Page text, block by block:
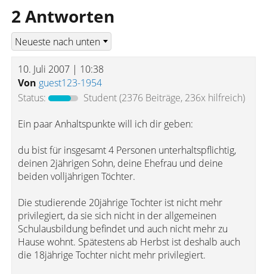
2 Antworten
10. Juli 2007 | 10:38
Von guest123-1954
Status:
Student(2376 Beiträge, 236x hilfreich)
Ein paar Anhaltspunkte will ich dir geben:
du bist für insgesamt 4 Personen unterhaltspflichtig,
deinen 2jährigen Sohn, deine Ehefrau und deine
beiden volljährigen Töchter.
Die studierende 20jährige Tochter ist nicht mehr
privilegiert, da sie sich nicht in der allgemeinen
Schulausbildung befindet und auch nicht mehr zu
Hause wohnt. Spätestens ab Herbst ist deshalb auch
die 18jährige Tochter nicht mehr privilegiert.